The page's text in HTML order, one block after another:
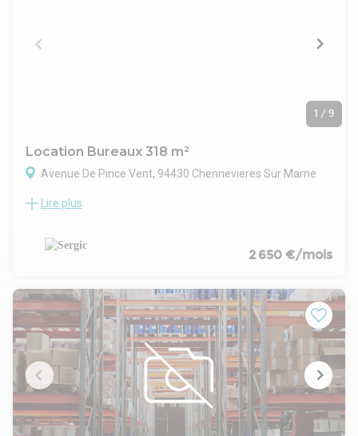
1 / 9
Location Bureaux 318 m²
Avenue De Pince Vent, 94430 Chennevieres Sur Marne
Sergic Immobilier Tertiaire et Commercial vous propose à la
ascenseur.
Situés à proximité du Centre-Commercial Carrefour Pince
- D'une climatisation réversible ;
- De sanitaires H/F ;
- D'un ascenseur commun aux utilisateurs ;
- D'une kitchenette ;
- Dun chauffage collectif par gaz ;
- De grands et petits bureaux ;
- Immeuble fibré
Les charges comprennent l'eau et l'électricité. Vous n'aurez
plus qu'à installer votre boxe interne et débuter votre activité.
Lire plus
2 650 €/mois